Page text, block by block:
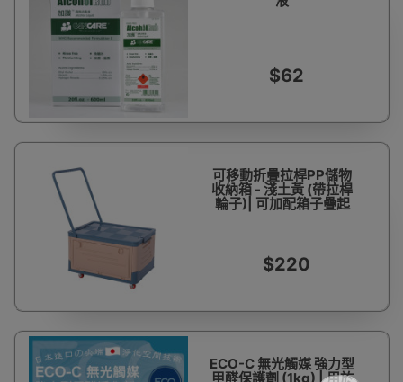
$62
可移動折疊拉桿PP儲物
收納箱 - 淺土黃 (帶拉桿
輪子)| 可加配箱子疊起
$220
ECO-C 無光觸媒 強力型
甲醛保護劑 (1kg) | 用於